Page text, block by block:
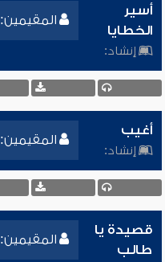
المقيمين: 0
أسير
الخطايا
إنشاد:
المقيمين: 0
أغيب
إنشاد:
المقيمين: 2
قصيدة يا
طالب